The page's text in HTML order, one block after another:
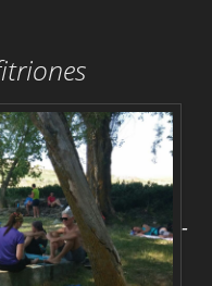
-